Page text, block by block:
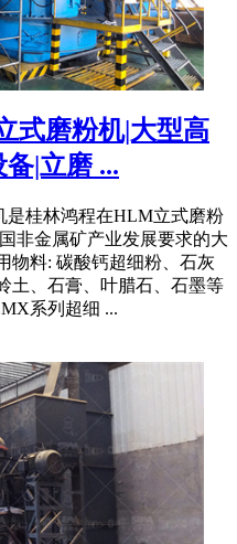
式磨粉机|大型高
|立磨 ...
桂林鸿程在HLM立式磨粉
非金属矿产业发展要求的大
物料: 碳酸钙超细粉、石灰
土、石膏、叶腊石、石墨等
系列超细 ...